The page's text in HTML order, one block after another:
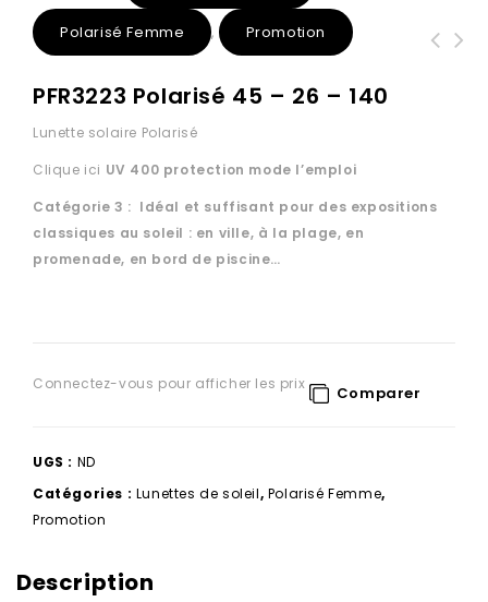
Polarisé Femme , Promotion
PFR3223 Polarisé 45 – 26 – 140
Lunette solaire Polarisé
Clique ici UV 400 protection mode l’emploi
Catégorie 3 : Idéal et suffisant pour des expositions
classiques au soleil : en ville, à la plage, en
promenade, en bord de piscine…
Connectez-vous pour afficher les prix Comparer
UGS : ND
Catégories : Lunettes de soleil, Polarisé Femme,
Promotion
Description